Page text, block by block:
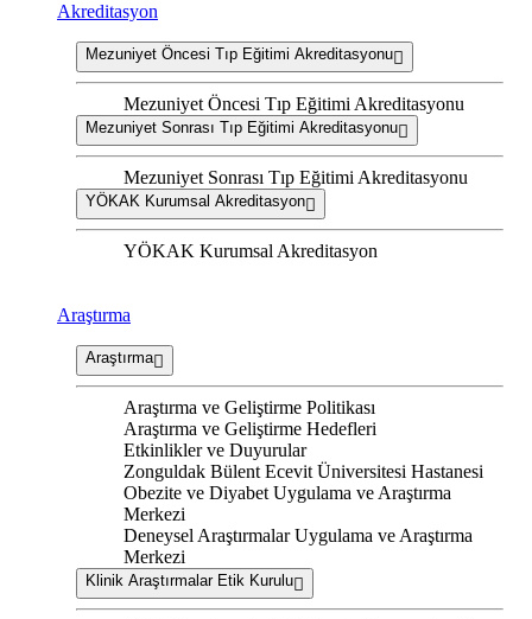
Akreditasyon
Mezuniyet Öncesi Tıp Eğitimi Akreditasyonu
Mezuniyet Öncesi Tıp Eğitimi Akreditasyonu
Mezuniyet Sonrası Tıp Eğitimi Akreditasyonu
Mezuniyet Sonrası Tıp Eğitimi Akreditasyonu
YÖKAK Kurumsal Akreditasyon
YÖKAK Kurumsal Akreditasyon
Araştırma
Araştırma
Araştırma ve Geliştirme Politikası
Araştırma ve Geliştirme Hedefleri
Etkinlikler ve Duyurular
Zonguldak Bülent Ecevit Üniversitesi Hastanesi
Obezite ve Diyabet Uygulama ve Araştırma
Merkezi
Deneysel Araştırmalar Uygulama ve Araştırma
Merkezi
Klinik Araştırmalar Etik Kurulu